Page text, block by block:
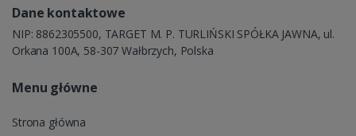
Dane kontaktowe
NIP: 8862305500, TARGET M. P. TURLIŃSKI SPÓŁKA JAWNA, ul.
Orkana 100A, 58-307 Wałbrzych, Polska
Menu główne
Strona główna